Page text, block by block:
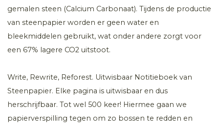
gemalen steen (Calcium Carbonaat). Tijdens de productie
van steenpapier worden er geen water en
bleekmiddelen gebruikt, wat onder andere zorgt voor
een 67% lagere CO2 uitstoot.
Write, Rewrite, Reforest. Uitwisbaar Notitieboek van
Steenpapier. Elke pagina is uitwisbaar en dus
herschrijfbaar. Tot wel 500 keer! Hiermee gaan we
papierverspilling tegen om zo bossen te redden en